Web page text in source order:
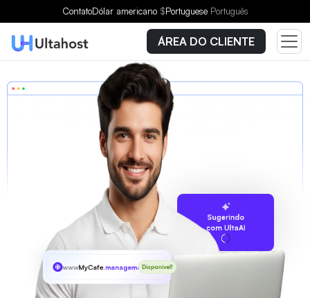
ContatoDólar americano $Portuguese Português
ÁREA DO CLIENTE
Sugerindo
com UltaAI
wwwMyCafe.managementDisponível!